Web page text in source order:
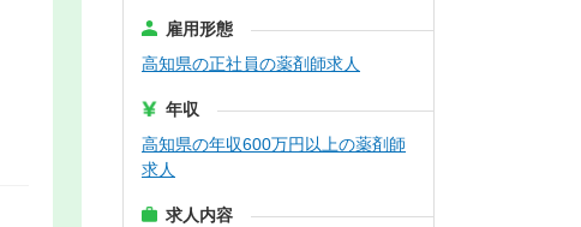
雇用形態
高知県の正社員の薬剤師求人
年収
高知県の年収600万円以上の薬剤師
求人
求人内容